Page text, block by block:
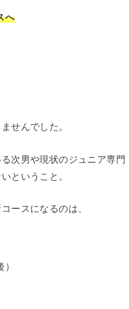
へ
せんでした。
次男や現状のジュニア専門
ということ。
ースになるのは、